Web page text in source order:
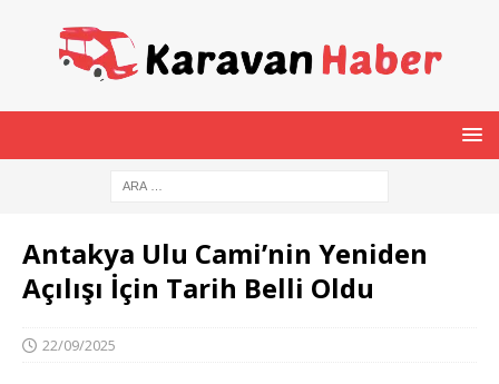
Antakya Ulu Cami’nin Yeniden
Açılışı İçin Tarih Belli Oldu
22/09/2025